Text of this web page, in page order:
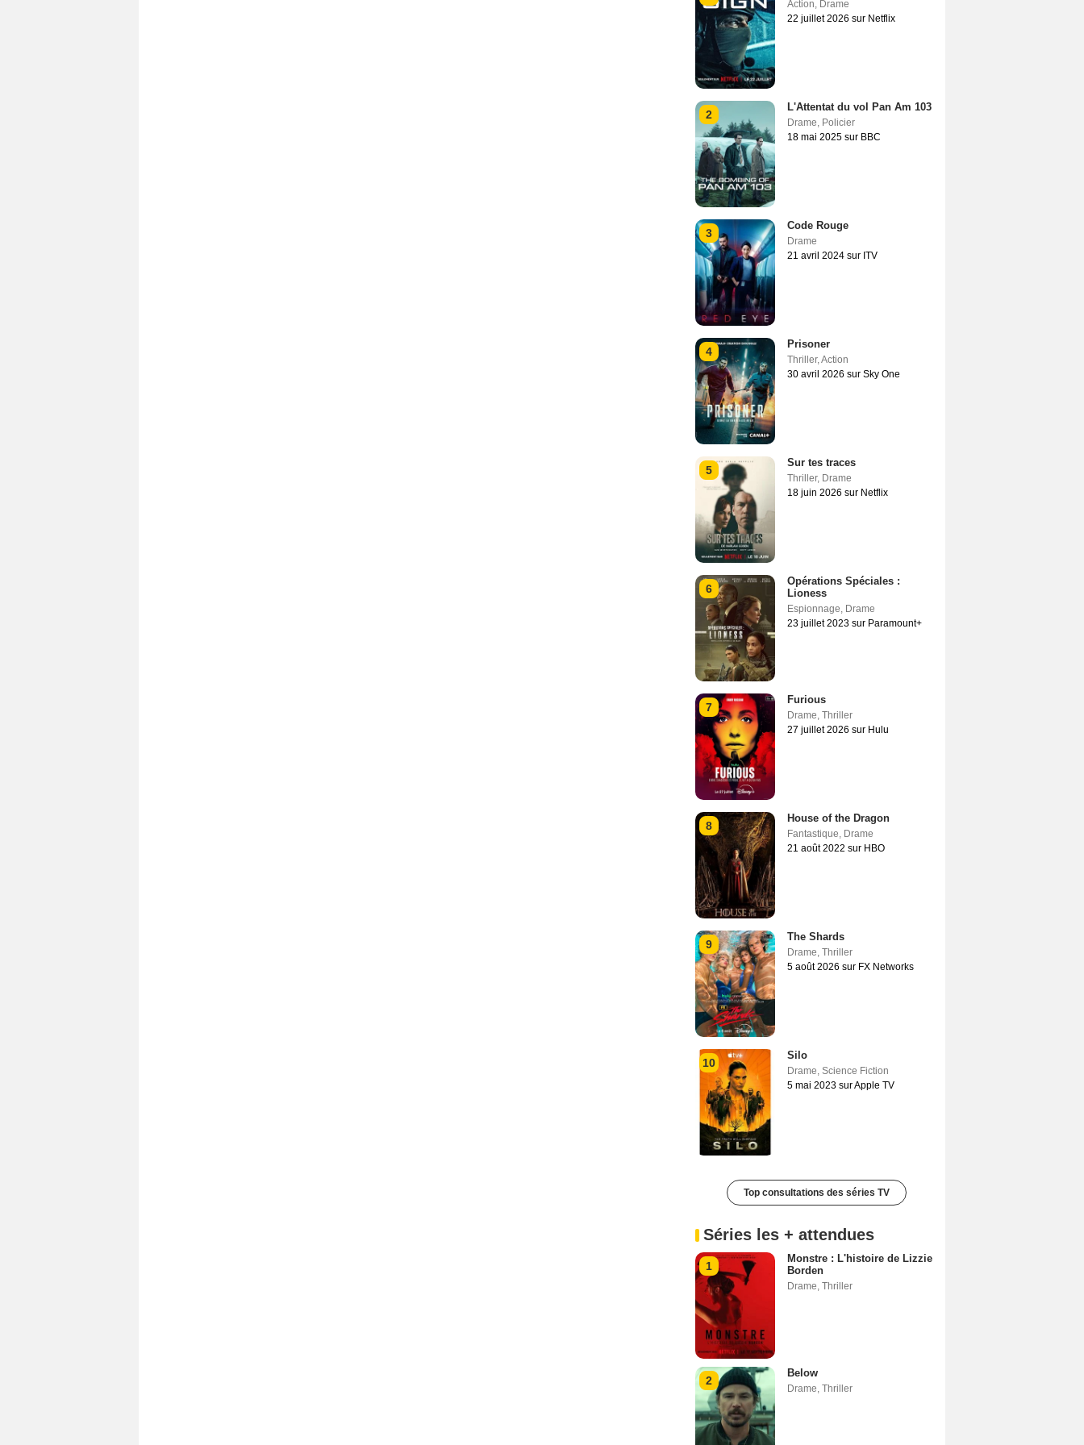
Action, Drame
22 juillet 2026 sur Netflix
2
L'Attentat du vol Pan Am 103
Drame, Policier
18 mai 2025 sur BBC
3
Code Rouge
Drame
21 avril 2024 sur ITV
4
Prisoner
Thriller,Action
30 avril 2026 sur Sky One
5
Sur tes traces
Thriller, Drame
18 juin 2026 sur Netflix
6
Opérations Spéciales :
Lioness
Espionnage, Drame
23 juillet 2023 sur Paramount+
7
Furious
Drame, Thriller
27 juillet 2026 sur Hulu
8
House of the Dragon
Fantastique, Drame
21 août 2022 sur HBO
9
The Shards
Drame, Thriller
5 août 2026 sur FX Networks
10
Silo
Drame, Science Fiction
5 mai 2023 sur Apple TV
Top consultations des séries TV
Séries les + attendues
1
Monstre : L'histoire de Lizzie
Borden
Drame, Thriller
2
Below
Drame, Thriller